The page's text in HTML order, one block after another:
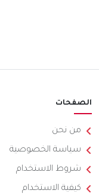
الصفحات
من نحن
سياسة الخصوصية
شروط الاستخدام
كيفية الاستخدام